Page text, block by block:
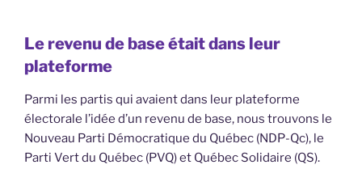
Le revenu de base était dans leur
plateforme
Parmi les partis qui avaient dans leur plateforme
électorale l’idée d’un revenu de base, nous trouvons le
Nouveau Parti Démocratique du Québec (NDP-Qc), le
Parti Vert du Québec (PVQ) et Québec Solidaire (QS).